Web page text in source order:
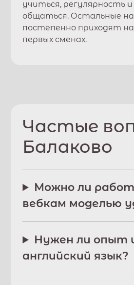
учиться, регулярность
общаться. Остальные
постепенно приходят
первых сменах.
Частые
Балаково
Можно ли
вебкам моделью
Нужен ли опыт
английский язык?